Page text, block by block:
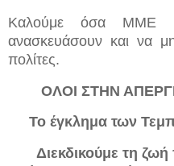
Καλούμε όσα ΜΜΕ
ανασκευάσουν και να
πολίτες.
ΟΛΟΙ ΣΤΗΝ
Το έγκλημα των
Διεκδικούμε τη